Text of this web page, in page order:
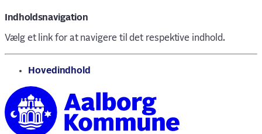
Indholdsnavigation
Vælg et link for at navigere til det respektive indhold.
gå til
Hovedindhold